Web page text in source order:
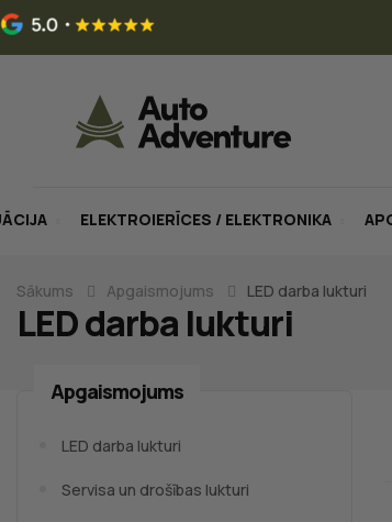
ELEKTROIERĪCES / ELEKTRONIKA
LED darba lukturi
Sākums Apgaismojums LED darba lukturi
Apgaismojums
LED darba lukturi
Servisa un drošības lukturi